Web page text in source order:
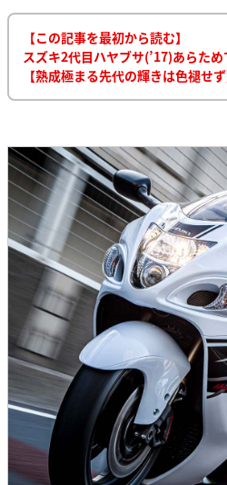
【この記事を最初から読む】
スズキ2代目ハヤブサ(’17)あらた
【熟成極まる先代の輝きは色褪せず